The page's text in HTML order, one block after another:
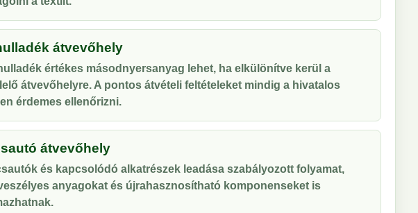
átvevőhely
értékes másodnyersanyag lehet, ha elkülönítve kerül a
átvevőhelyre. A pontos átvételi feltételeket mindig a hivatalos
érdemes ellenőrizni.
átvevőhely
és kapcsolódó alkatrészek leadása szabályozott folyamat,
anyagokat és újrahasznosítható komponenseket is